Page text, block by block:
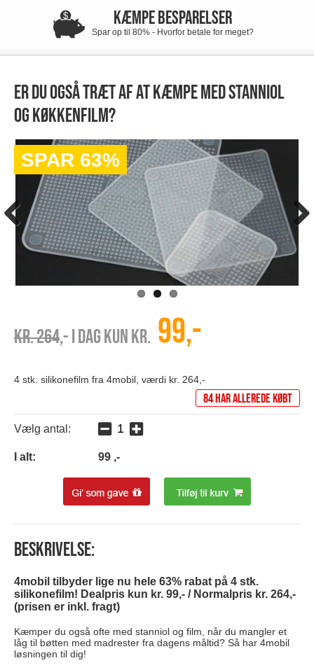
KÆMPE BESPARELSER
Spar op til 80% - Hvorfor betale for meget?
Er du også træt af at kæmpe med stanniol
og køkkenfilm?
SPAR 63%
Kr. 264,- I dag kun kr. 99,-
4 stk. silikonefilm fra 4mobil, værdi kr. 264,-
84 har allerede købt
Vælg antal:
I alt: 99 ,-
Beskrivelse:
4mobil tilbyder lige nu hele 63% rabat på 4 stk.
silikonefilm! Dealpris kun kr. 99,- / Normalpris kr. 264,-
(prisen er inkl. fragt)
Kæmper du også ofte med stanniol og film, når du mangler et
låg til bøtten med madrester fra dagens måltid? Så har 4mobil
løsningen til dig!